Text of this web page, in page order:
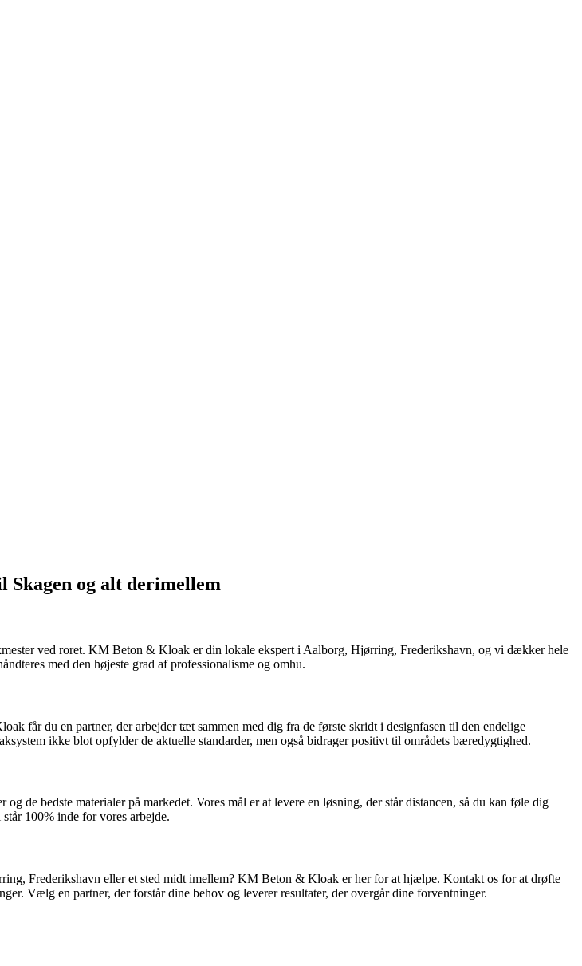
og alt derimellem
ved roret. KM Beton & Kloak er din lokale ekspert i Aalborg, Hjørring, Frederikshavn, og vi dækker hele
med den højeste grad af professionalisme og omhu.
får du en partner, der arbejder tæt sammen med dig fra de første skridt i designfasen til den endelige
ikke blot opfylder de aktuelle standarder, men også bidrager positivt til områdets bæredygtighed.
de bedste materialer på markedet. Vores mål er at levere en løsning, der står distancen, så du kan føle dig
100% inde for vores arbejde.
Frederikshavn eller et sted midt imellem? KM Beton & Kloak er her for at hjælpe. Kontakt os for at drøfte
Vælg en partner, der forstår dine behov og leverer resultater, der overgår dine forventninger.